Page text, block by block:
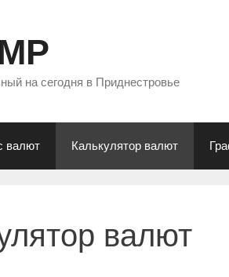
на сегодня в Приднестровье
валют Калькулятор валют
валют